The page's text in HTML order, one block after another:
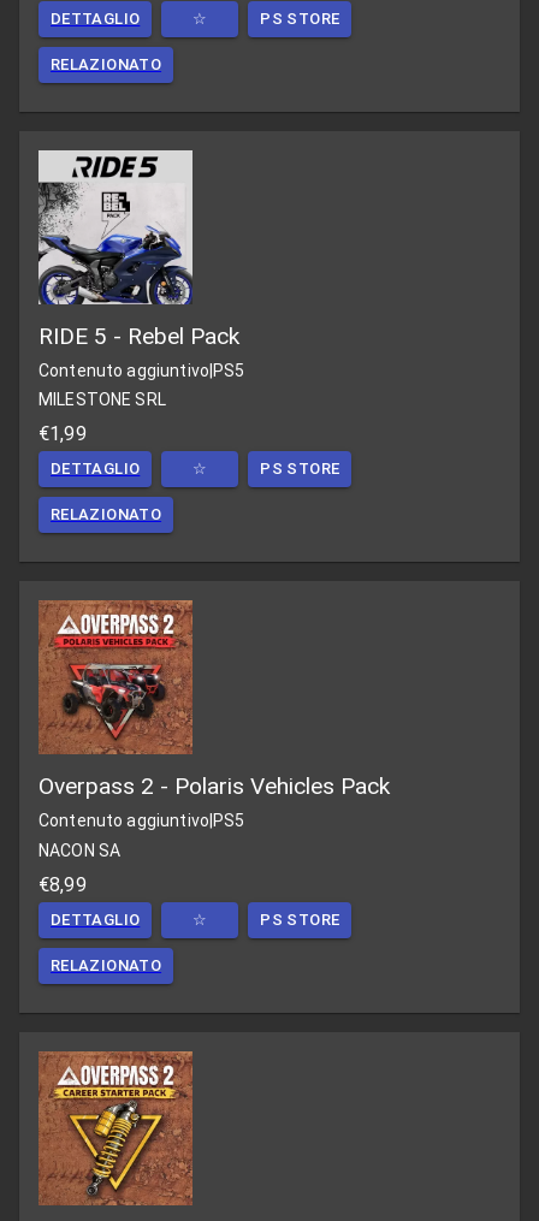
DETTAGLIO ☆ PS STORE
RELAZIONATO
RIDE 5 - Rebel Pack
Contenuto aggiuntivo|PS5
MILESTONE SRL
€1,99
DETTAGLIO ☆ PS STORE
RELAZIONATO
Overpass 2 - Polaris Vehicles Pack
Contenuto aggiuntivo PS5
NACON SA
€8,99
DETTAGLIO ☆ PS STORE
RELAZIONATO